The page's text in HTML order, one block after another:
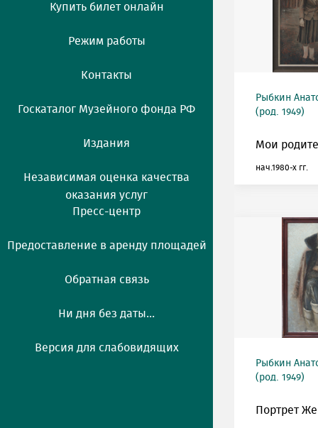
Купить билет онлайн
Режим работы
Контакты
Госкаталог Музейного фонда РФ
Издания
Независимая оценка качества
оказания услуг
Пресс-центр
Предоставление в аренду площадей
Обратная связь
Ни дня без даты...
Версия для слабовидящих
Рыбкин
(род. 1949)
Мои
нач.1980-х гг.
Рыбкин
(род. 1949)
Портрет